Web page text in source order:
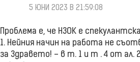
5 ЮНИ 2023 В 21:59:08
Проблема е, че НЗОК е
1. Нейния начин на работа не
за Здравето! – в т. 1 и т . 4 от ал.